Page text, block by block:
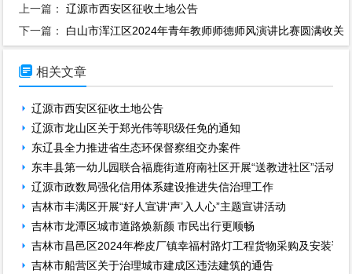
上一篇：辽源市西安区征收土地公告
下一篇： 白山市浑江区2024年青年教师师德师风演讲比赛圆满收关
 相关文章
辽源市西安区征收土地公告
辽源市龙山区关于郑光伟等职级任免的通知
东辽县全力推进省生态环保督察组交办案件
东丰县第一幼儿园联合福鹿街道府南社区开展“送教进社区”活动
辽源市政数局强化信用体系建设推进失信治理工作
吉林市丰满区开展“好人宣讲‘声’入人心”主题宣讲活动
吉林市龙潭区城市道路焕新颜 市民出行更顺畅
吉林市昌邑区2024年桦皮厂镇幸福村路灯工程货物采购及安装询
吉林市船营区关于治理城市建成区违法建筑的通告